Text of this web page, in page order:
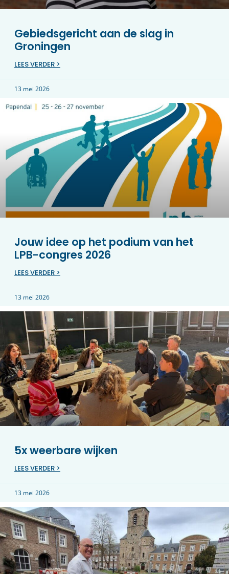
Gebiedsgericht aan de slag in
Groningen
LEES VERDER >
13 mei 2026
Jouw idee op het podium van het
LPB-congres 2026
LEES VERDER >
13 mei 2026
5x weerbare wijken
LEES VERDER >
13 mei 2026